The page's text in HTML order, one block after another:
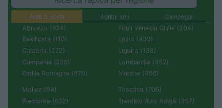
Aree di sosta Agriturismi
Campeggi
Abruzzo (232)
Basilicata (110)
Calabria (222)
Campania (236)
Emilia Romagna (670)
Friuli Venezia Giulia (204)
Lazio (433)
Liguria (138)
Lombardia (452)
Marche (366)
Molise (94)
Piemonte (632)
Toscana (706)
Trentino Alto Adige (357)